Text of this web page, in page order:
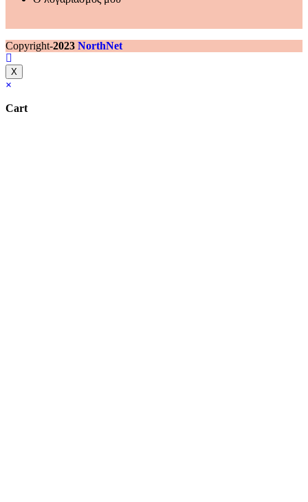
Copyright-2023 NorthNet
X
×
Cart